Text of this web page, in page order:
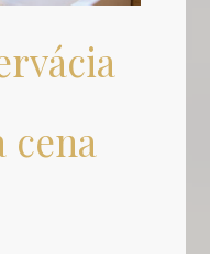
cena